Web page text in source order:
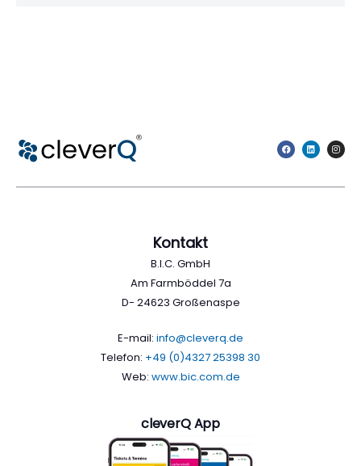
Kontakt
B.I.C. GmbH
Am Farmböddel 7a
D- 24623 Großenaspe
E-mail: info@cleverq.de
Telefon: +49 (0)4327 25398 30
Web: www.bic.com.de
cleverQ App